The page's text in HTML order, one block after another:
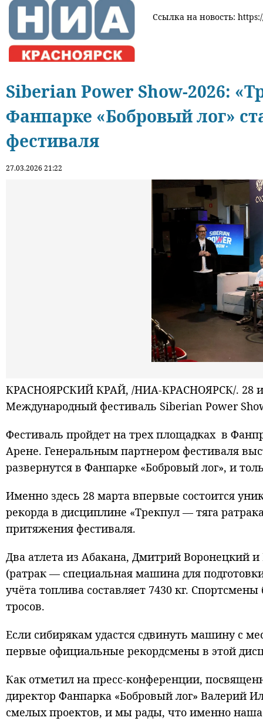
Ссылка на новость:
Siberian Power Show-2026:
Фанпарке «Бобровый лог»
фестиваля
27.03.2026 21:22
КРАСНОЯРСКИЙ КРАЙ, /НИА-КРАСНОЯРСК/. 28 и
Международный фестиваль Siberian Power
Фестиваль пройдет на трех площадках в
Арене. Генеральным партнером фестиваля
развернутся в Фанпарке «Бобровый лог», и
Именно здесь 28 марта впервые состоится
рекорда в дисциплине «Трекпул — тяга
притяжения фестиваля.
Два атлета из Абакана, Дмитрий Воронецкий
(ратрак — специальная машина для
учёта топлива составляет 7430 кг.
тросов.
Если сибирякам удастся сдвинуть машину с
первые официальные рекордсмены в этой
Как отметил на пресс-конференции,
директор Фанпарка «Бобровый лог» Валерий
смелых проектов, и мы рады, что именно